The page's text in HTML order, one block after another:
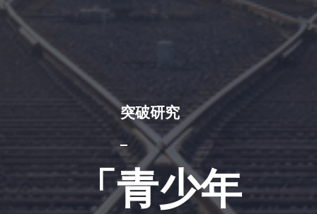
突破研究
「青少年